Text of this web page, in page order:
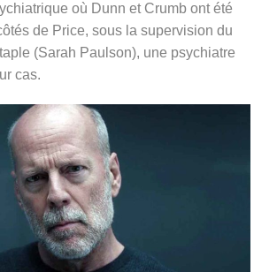
où Dunn et Crumb ont été
de Price, sous la supervision du
(Sarah Paulson), une psychiatre
cas.